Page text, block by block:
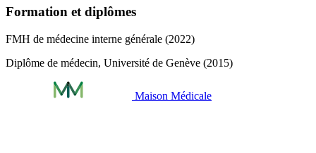
Formation et diplômes
FMH de médecine interne générale (2022)
Diplôme de médecin, Université de Genève (2015)
Maison Médicale